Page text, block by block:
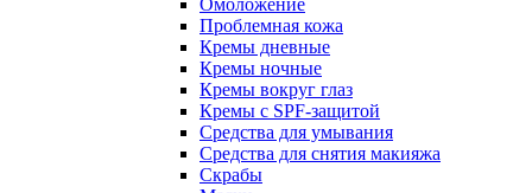
Омоложение
Проблемная кожа
Кремы дневные
Кремы ночные
Кремы вокруг глаз
Кремы с SPF-защитой
Средства для умывания
Средства для снятия макияжа
Скрабы